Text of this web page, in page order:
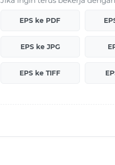
EPS ke PDF
EPS ke JPG
EPS ke TIFF